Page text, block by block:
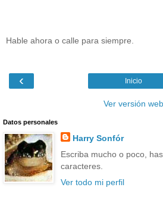
Hable ahora o calle para siempre.
‹ Inicio
Ver versión web
Datos personales
Harry Sonfór
Escriba mucho o poco,
caracteres.
Ver todo mi perfil